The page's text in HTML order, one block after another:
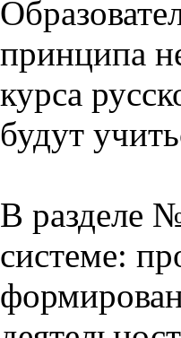
принципа
курса
будут
В разделе
системе: